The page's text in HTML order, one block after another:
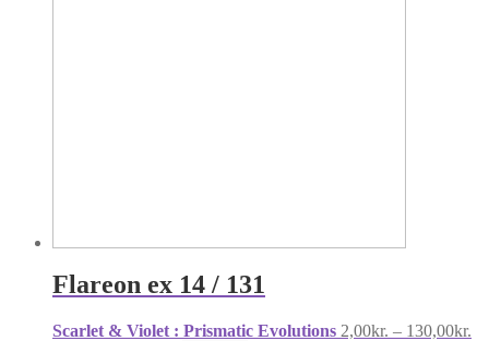
Flareon ex 14 / 131
Scarlet & Violet : Prismatic Evolutions 2,00kr. – 130,00kr.